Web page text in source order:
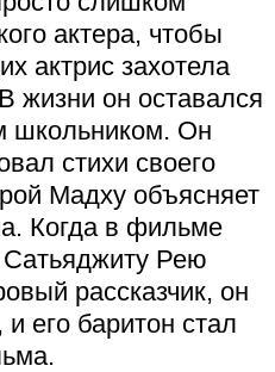
актера, чтобы
актрис захотела
жизни он оставался
школьником. Он
стихи своего
Мадху объясняет
Когда в фильме
Рею
рассказчик, он
его баритон стал